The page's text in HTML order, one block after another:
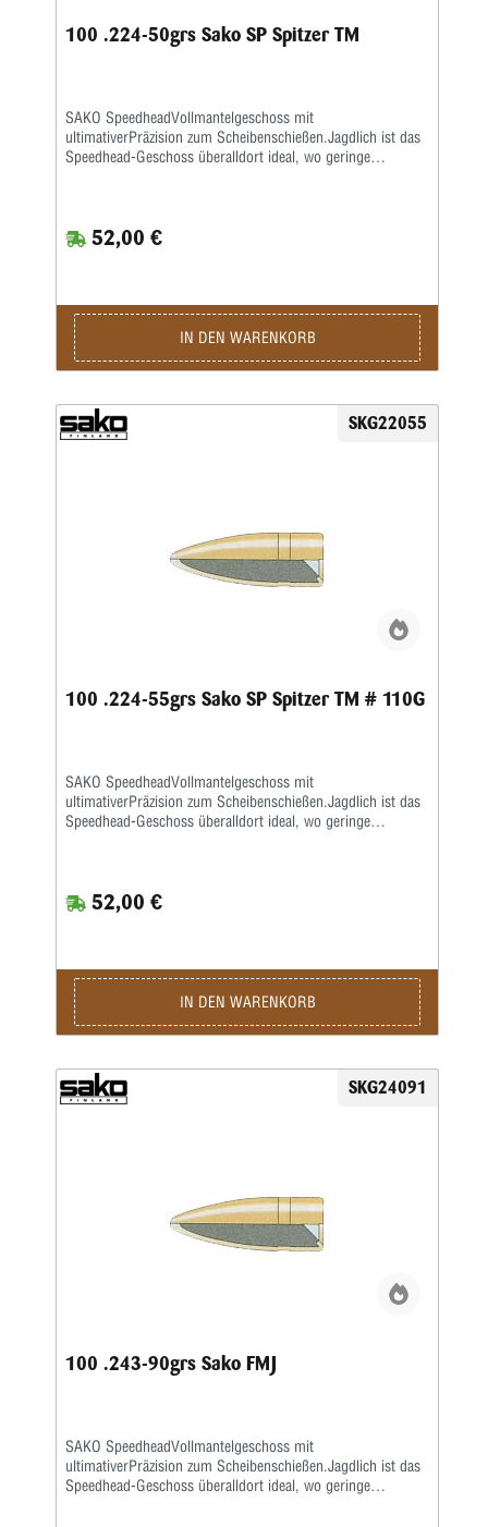
100 .224-50grs Sako SP Spitzer TM
SAKO SpeedheadVollmantelgeschoss mit
ultimativerPräzision zum Scheibenschießen.Jagdlich ist das
Speedhead-Geschoss überalldort ideal, wo geringe
saubere exakteTrefferbilder erzeugt.SAKO
HammerheadTeilmantelgeschoss (Verbundkern) für alle
% Geschossrestgewicht.SAKO
SuperhammerheadTeilmantelgeschoss (Verbundkern) für
alle gängigen Kaliber.Im Vergleich zum
Hammerheadgeschoss härterer Aufbau durchstärkeren
fürweite Schüsse. Ideal für alle heimischen
Schalenwildarten, Elch und Antilopen.Über 98 %
52,00 €
IN DEN WARENKORB
SKG22055
100 .224-55grs Sako SP Spitzer TM # 110G
SAKO SpeedheadVollmantelgeschoss mit
ultimativerPräzision zum Scheibenschießen.Jagdlich ist das
Speedhead-Geschoss überalldort ideal, wo geringe
saubere exakteTrefferbilder erzeugt.SAKO
HammerheadTeilmantelgeschoss (Verbundkern) für alle
% Geschossrestgewicht.SAKO
SuperhammerheadTeilmantelgeschoss (Verbundkern) für
alle gängigen Kaliber.Im Vergleich zum
Hammerheadgeschoss härterer Aufbau durchstärkeren
fürweite Schüsse. Ideal für alle heimischen
Schalenwildarten, Elch und Antilopen.Über 98 %
52,00 €
IN DEN WARENKORB
SKG24091
100 .243-90grs Sako FMJ
SAKO SpeedheadVollmantelgeschoss mit
ultimativerPräzision zum Scheibenschießen.Jagdlich ist das
Speedhead-Geschoss überalldort ideal, wo geringe